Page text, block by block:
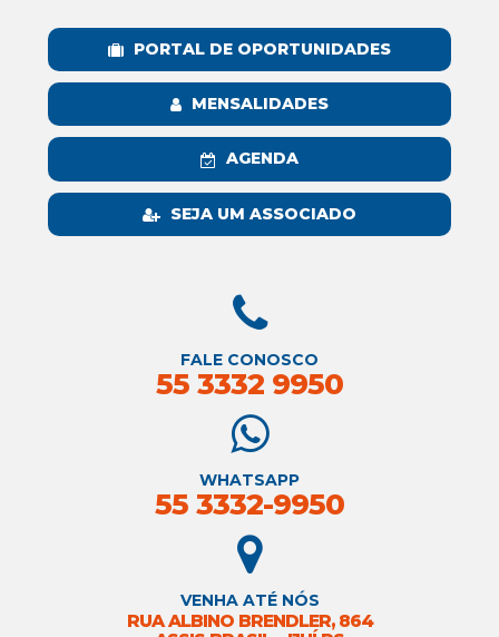
PORTAL DE OPORTUNIDADES
MENSALIDADES
AGENDA
SEJA UM ASSOCIADO
FALE CONOSCO
55 3332 9950
WHATSAPP
55 3332-9950
VENHA ATÉ NÓS
RUA ALBINO BRENDLER, 864